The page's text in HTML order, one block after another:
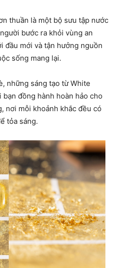
thuần là một bộ sưu tập nước
bước ra khỏi vùng an
đầu mới và tận hưởng nguồn
sống mang lại.
những sáng tạo từ White
đồng hành hoàn hảo cho
nơi mỗi khoảnh khắc đều có
tỏa sáng.